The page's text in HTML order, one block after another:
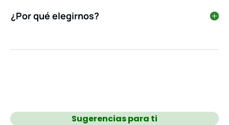
¿Por qué elegirnos?
Sugerencias para ti